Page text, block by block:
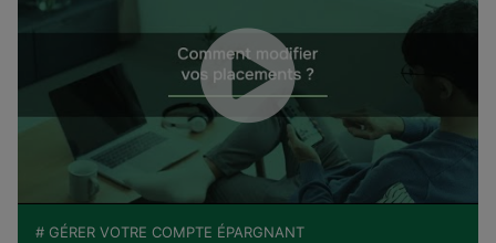
# GÉRER VOTRE COMPTE ÉPARGNANT